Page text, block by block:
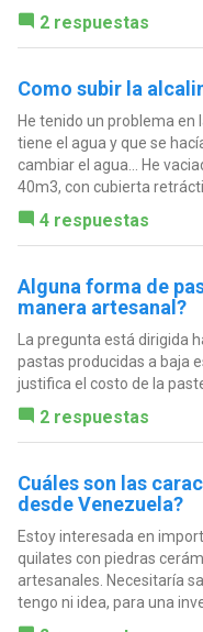
2 respuestas
Como subir la
He tenido un problema en
tiene el agua y que se
cambiar el agua... He
40m3, con cubierta
4 respuestas
Alguna forma de
manera artesanal?
La pregunta está dirigida
pastas producidas a baja
justifica el costo de la
2 respuestas
Cuáles son las
desde Venezuela?
Estoy interesada en
quilates con piedras
artesanales. Necesitaría
tengo ni idea, para una